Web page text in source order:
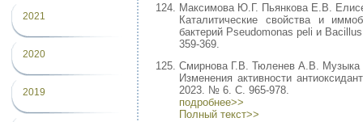
2021
2020
2019
Максимова Ю.Г. Пьянкова Е.В.
Каталитические свойства и
бактерий Pseudomonas peli и
359-369.
Смирнова Г.В. Тюленев А.В.
Изменения активности
2023. № 6. С. 965-978.
подробнее>>
Полный текст>>